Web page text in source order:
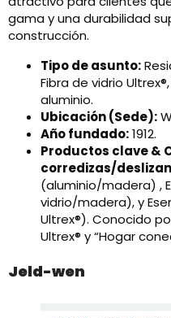
gama y una durabilidad
construcción.
Tipo de asunto:
Fibra de vidrio
aluminio.
Ubicación (Sede):
Año fundado:1912.
Productos clave &
corredizas/
(aluminio/madera) ,
vidrio/madera), y
Ultrex®). Conocido
Ultrex® y “Hogar
Jeld-wen